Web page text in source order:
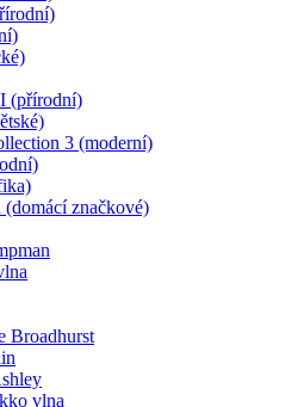
(přírodní)
3 (moderní)
(domácí značkové)
Broadhurst
vlna